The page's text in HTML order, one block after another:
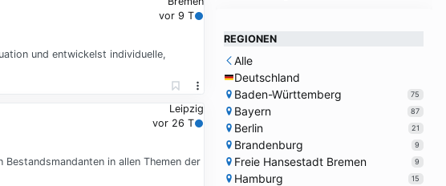
vor 9 T
und entwickelst individuelle,
Leipzig
vor 26 T
in allen Themen der
REGIONEN
Alle
Deutschland
Baden-Württemberg
75
Bayern 87
Berlin 21
Brandenburg 9
Freie Hansestadt Bremen 9
Hamburg 15